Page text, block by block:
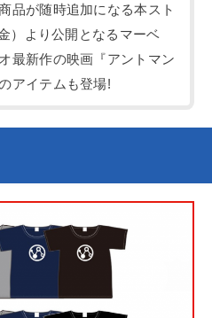
品が随時追加になる本スト
）より公開となるマーベ
最新作の映画『アントマン
アイテムも登場!